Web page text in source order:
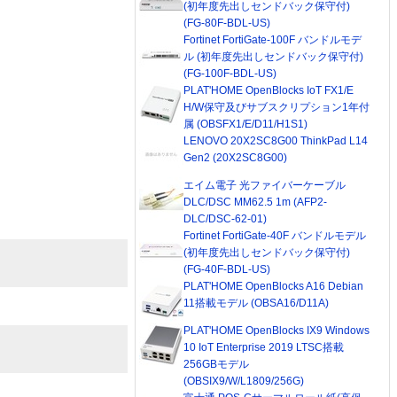
(初年度先出しセンドバック保守付)
(FG-80F-BDL-US)
Fortinet FortiGate-100F バンドルモデ
ル (初年度先出しセンドバック保守付)
(FG-100F-BDL-US)
PLAT'HOME OpenBlocks IoT FX1/E
H/W保守及びサブスクリプション1年付
属 (OBSFX1/E/D11/H1S1)
LENOVO 20X2SC8G00 ThinkPad L14
Gen2 (20X2SC8G00)
エイム電子 光ファイバーケーブル
DLC/DSC MM62.5 1m (AFP2-
DLC/DSC-62-01)
Fortinet FortiGate-40F バンドルモデル
(初年度先出しセンドバック保守付)
(FG-40F-BDL-US)
PLAT'HOME OpenBlocks A16 Debian
11搭載モデル (OBSA16/D11A)
PLAT'HOME OpenBlocks IX9 Windows
10 IoT Enterprise 2019 LTSC搭載
256GBモデル
(OBSIX9/W/L1809/256G)